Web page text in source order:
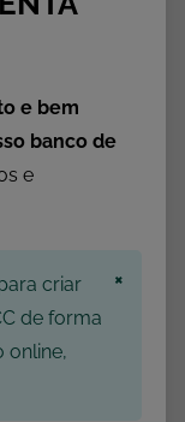
e bem
banco de
e
criar
de forma
online,
×